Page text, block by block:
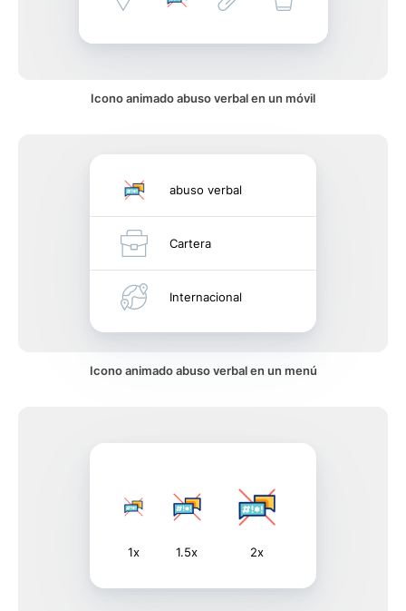
Icono animado abuso verbal en un móvil
abuso verbal
Cartera
Internacional
Icono animado abuso verbal en un menú
1x 1.5x 2x